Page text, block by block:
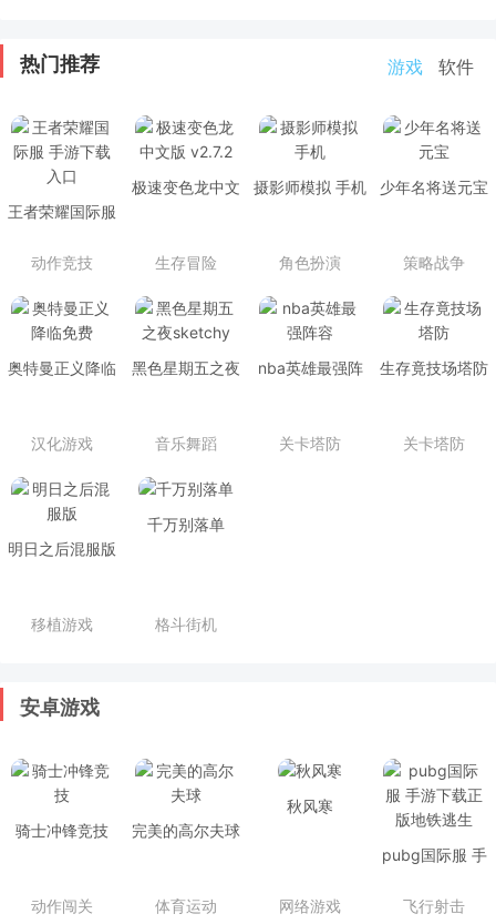
热门推荐 游戏 软件
王者荣耀国际服
动作竞技
极速变色龙中文
生存冒险
摄影师模拟 手机
角色扮演
少年名将送元宝
策略战争
奥特曼正义降临
汉化游戏
黑色星期五之夜
音乐舞蹈
nba英雄最强阵
关卡塔防
生存竟技场塔防
关卡塔防
明日之后混服版
移植游戏
千万别落单
格斗街机
安卓游戏
骑士冲锋竞技
动作闯关
完美的高尔夫球
体育运动
秋风寒
网络游戏
pubg国际服 手
逃生
飞行射击